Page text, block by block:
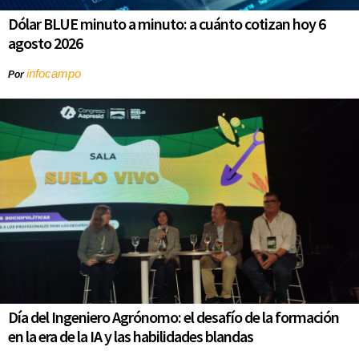
Dólar BLUE minuto a minuto: a cuánto cotizan hoy 6
agosto 2026
Porinfocampo
Día del Ingeniero Agrónomo: el desafío de la formación
en la era de la IA y las habilidades blandas